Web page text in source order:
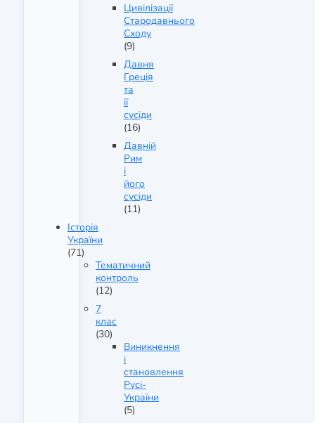
Цивілізації
Стародавнього
Сходу
(9)
Давня
Греція
та
її
сусіди
(16)
Давній
Рим
і
його
сусіди
(11)
Історія
України
(71)
Тематичний
контроль
(12)
7
клас
(30)
Виникнення
і
становлення
Русі-
України
(5)